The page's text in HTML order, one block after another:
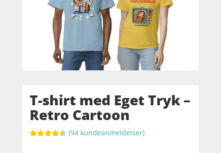
T-shirt med Eget Tryk –
Retro Cartoon
(94 kundeanmeldelser)